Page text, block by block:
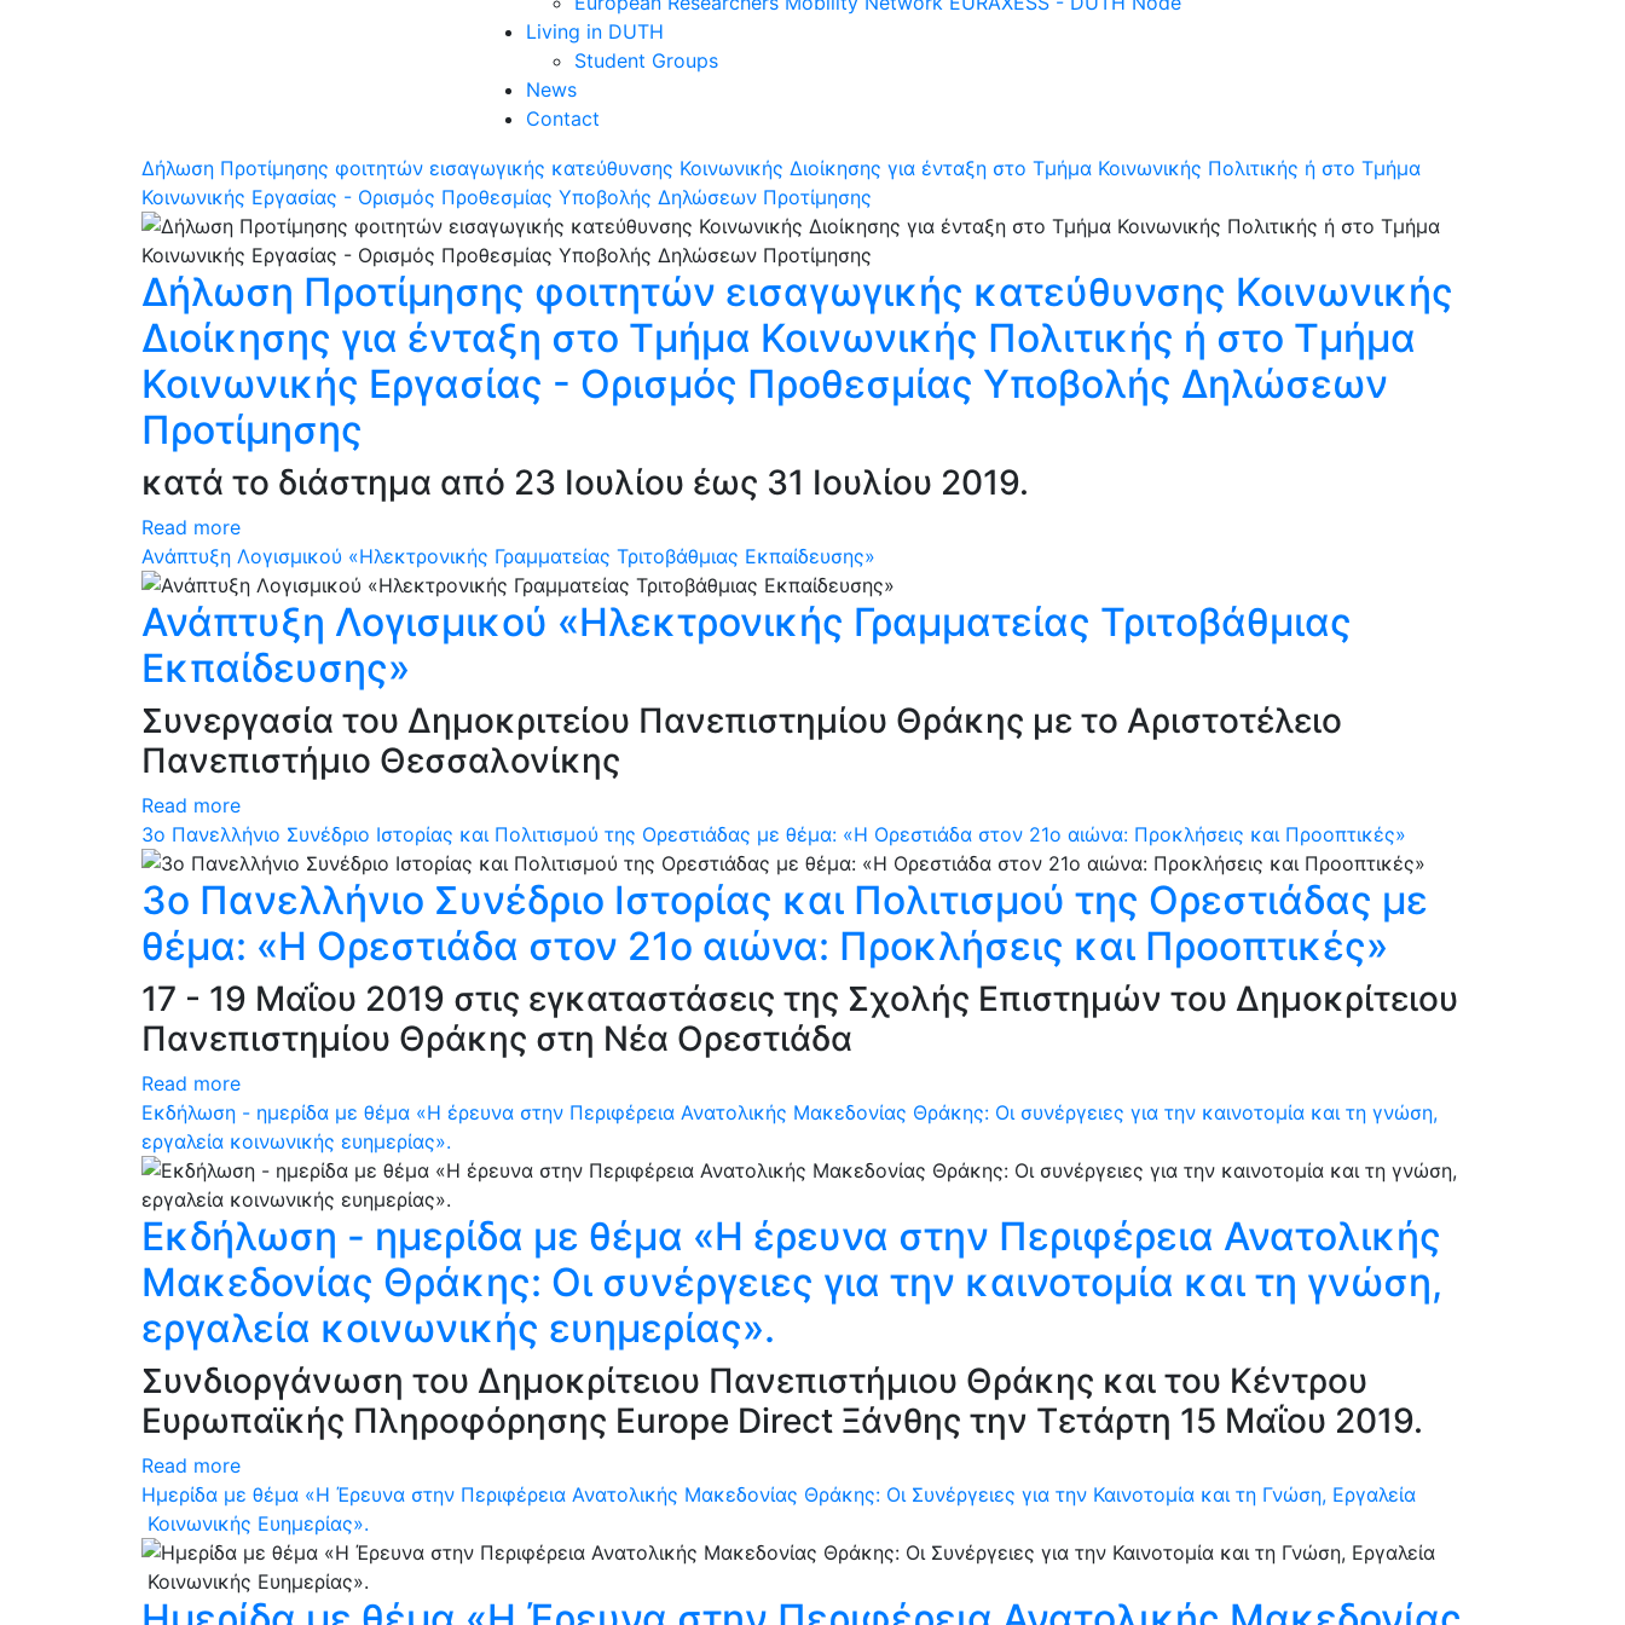
Living in DUTH
Student Groups
News
Contact
Δήλωση Προτίμησης φοιτητών εισαγωγικής κατεύθυνσης Κοινωνικής Διοίκησης για ένταξη στο Τμήμα Κοινωνικής Πολιτικής ή στο Τμήμα
Κοινωνικής Εργασίας - Ορισμός Προθεσμίας Υποβολής Δηλώσεων Προτίμησης
Δήλωση Προτίμησης φοιτητών εισαγωγικής κατεύθυνσης Κοινωνικής
Διοίκησης για ένταξη στο Τμήμα Κοινωνικής Πολιτικής ή στο Τμήμα
Κοινωνικής Εργασίας - Ορισμός Προθεσμίας Υποβολής Δηλώσεων
Προτίμησης
κατά το διάστημα από 23 Ιουλίου έως 31 Ιουλίου 2019.
Read more
Ανάπτυξη Λογισμικού «Ηλεκτρονικής Γραμματείας Τριτοβάθμιας Εκπαίδευσης»
Ανάπτυξη Λογισμικού «Ηλεκτρονικής Γραμματείας Τριτοβάθμιας
Εκπαίδευσης»
Συνεργασία του Δημοκριτείου Πανεπιστημίου Θράκης με το Αριστοτέλειο
Πανεπιστήμιο Θεσσαλονίκης
Read more
3ο Πανελλήνιο Συνέδριο Ιστορίας και Πολιτισμού της Ορεστιάδας με θέμα: «Η Ορεστιάδα στον 21ο αιώνα: Προκλήσεις και Προοπτικές»
3ο Πανελλήνιο Συνέδριο Ιστορίας και Πολιτισμού της Ορεστιάδας με
θέμα: «Η Ορεστιάδα στον 21ο αιώνα: Προκλήσεις και Προοπτικές»
17 - 19 Μαΐου 2019 στις εγκαταστάσεις της Σχολής Επιστημών του Δημοκρίτειου
Πανεπιστημίου Θράκης στη Νέα Ορεστιάδα
Read more
Εκδήλωση - ημερίδα με θέμα «Η έρευνα στην Περιφέρεια Ανατολικής Μακεδονίας Θράκης: Oι συνέργειες για την καινοτομία και τη γνώση,
εργαλεία κοινωνικής ευημερίας».
Εκδήλωση - ημερίδα με θέμα «Η έρευνα στην Περιφέρεια Ανατολικής
Μακεδονίας Θράκης: Oι συνέργειες για την καινοτομία και τη γνώση,
εργαλεία κοινωνικής ευημερίας».
Συνδιοργάνωση του Δημοκρίτειου Πανεπιστήμιου Θράκης και του Κέντρου
Ευρωπαϊκής Πληροφόρησης Europe Direct Ξάνθης την Τετάρτη 15 Μαΐου 2019.
Read more
Ημερίδα με θέμα «Η Έρευνα στην Περιφέρεια Ανατολικής Μακεδονίας Θράκης: Oι Συνέργειες για την Καινοτομία και τη Γνώση, Εργαλεία
Κοινωνικής Ευημερίας».